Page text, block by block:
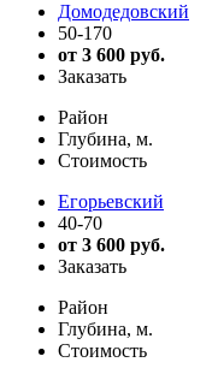
Домодедовский
50-170
от 3 600 руб.
Заказать
Район
Глубина, м.
Стоимость
Егорьевский
40-70
от 3 600 руб.
Заказать
Район
Глубина, м.
Стоимость